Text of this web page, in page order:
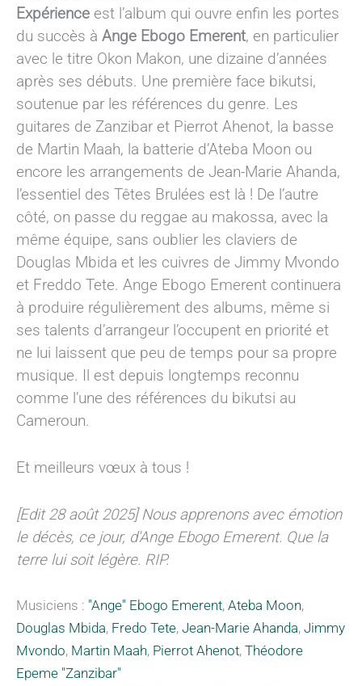
Expérience est l’album qui ouvre enfin les portes
du succès à Ange Ebogo Emerent, en particulier
avec le titre Okon Makon, une dizaine d’années
après ses débuts. Une première face bikutsi,
soutenue par les références du genre. Les
guitares de Zanzibar et Pierrot Ahenot, la basse
de Martin Maah, la batterie d’Ateba Moon ou
encore les arrangements de Jean-Marie Ahanda,
l’essentiel des Têtes Brulées est là ! De l’autre
côté, on passe du reggae au makossa, avec la
même équipe, sans oublier les claviers de
Douglas Mbida et les cuivres de Jimmy Mvondo
et Freddo Tete. Ange Ebogo Emerent continuera
à produire régulièrement des albums, même si
ses talents d’arrangeur l’occupent en priorité et
ne lui laissent que peu de temps pour sa propre
musique. Il est depuis longtemps reconnu
comme l’une des références du bikutsi au
Cameroun.
Et meilleurs vœux à tous !
[Edit 28 août 2025] Nous apprenons avec émotion
le décès, ce jour, d'Ange Ebogo Emerent. Que la
terre lui soit légère. RIP.
Musiciens : "Ange" Ebogo Emerent, Ateba Moon,
Douglas Mbida, Fredo Tete, Jean-Marie Ahanda, Jimmy
Mvondo, Martin Maah, Pierrot Ahenot, Théodore
Epeme "Zanzibar"